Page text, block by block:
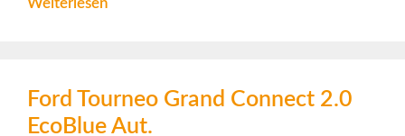
Weiterlesen
Ford Tourneo Grand Connect 2.0
EcoBlue Aut.